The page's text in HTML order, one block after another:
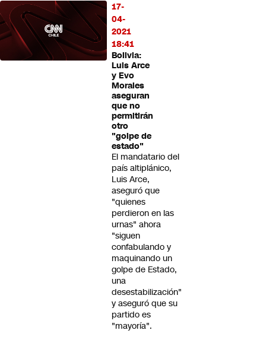
17-
04-
2021
18:41
Bolivia:
Luis Arce
y Evo
Morales
aseguran
que no
permitirán
otro
"golpe de
estado"
El mandatario del
país altiplánico,
Luis Arce,
aseguró que
"quienes
perdieron en las
urnas" ahora
"siguen
confabulando y
maquinando un
golpe de Estado,
una
desestabilización"
y aseguró que su
partido es
"mayoría".